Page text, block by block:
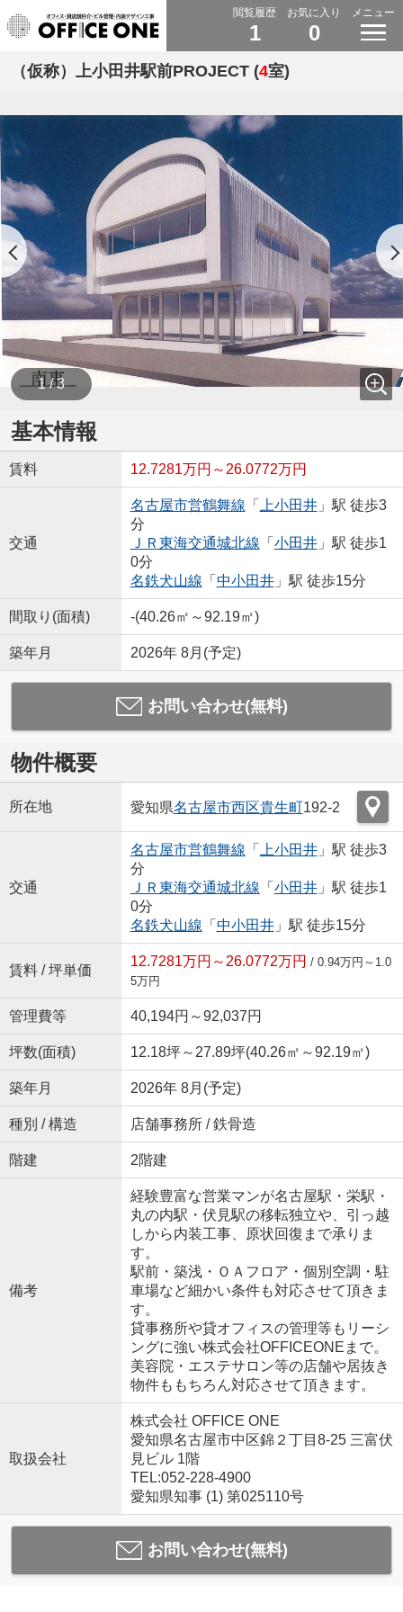
閲覧履歴
1
お気に入り
0
メニュー
（仮称）上小田井駅前PROJECT (4室)
1 / 3
基本情報
賃料 12.7281万円～26.0772万円
交通
名古屋市営鶴舞線 「 上小田井」駅 徒歩3
分
ＪＲ東海交通城北線 「 小田井」駅 徒歩1
0分
名鉄犬山線 「 中小田井」駅 徒歩15分
間取り(面積) -(40.26㎡～92.19㎡)
築年月 2026年 8月(予定)
お問い合わせ(無料)
物件概要
所在地 愛知県名古屋市西区貴生町192-2
交通
名古屋市営鶴舞線 「 上小田井」駅 徒歩3
分
ＪＲ東海交通城北線 「 小田井」駅 徒歩1
0分
名鉄犬山線 「 中小田井」駅 徒歩15分
賃料 / 坪単価
12.7281万円～26.0772万円 / 0.94万円～1.0
5万円
管理費等 40,194円～92,037円
坪数(面積) 12.18坪～27.89坪(40.26㎡～92.19㎡)
築年月 2026年 8月(予定)
種別 / 構造 店舗事務所 / 鉄骨造
階建 2階建
備考
経験豊富な営業マンが名古屋駅・栄駅・
丸の内駅・伏見駅の移転独立や、引っ越
しから内装工事、原状回復まで承りま
す。
駅前・築浅・ＯＡフロア・個別空調・駐
車場など細かい条件も対応させて頂きま
す。
貸事務所や貸オフィスの管理等もリーシ
ングに強い株式会社OFFICEONEまで。
美容院・エステサロン等の店舗や居抜き
物件ももちろん対応させて頂きます。
取扱会社
株式会社 OFFICE ONE
愛知県名古屋市中区錦２丁目8-25 三富伏
見ビル 1階
TEL:052-228-4900
愛知県知事 (1) 第025110号
お問い合わせ(無料)